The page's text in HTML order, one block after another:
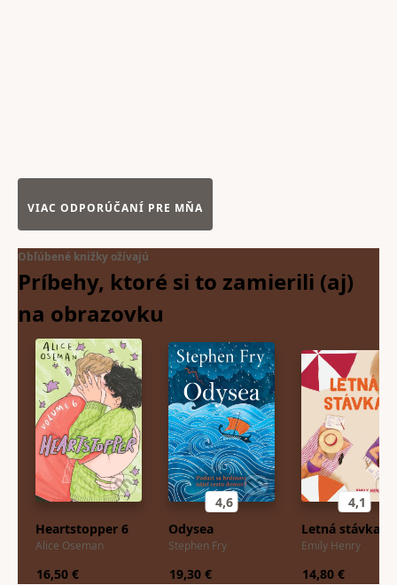
VIAC ODPORÚČANÍ PRE MŇA
Obľúbené knižky ožívajú
Príbehy, ktoré si to zamierili (aj)
na obrazovku
Heartstopper 6
Alice Oseman
16,50 €
4,6
Odysea
Stephen Fry
19,30 €
4,1
Letná stávka
Emily Henry
14,80 €